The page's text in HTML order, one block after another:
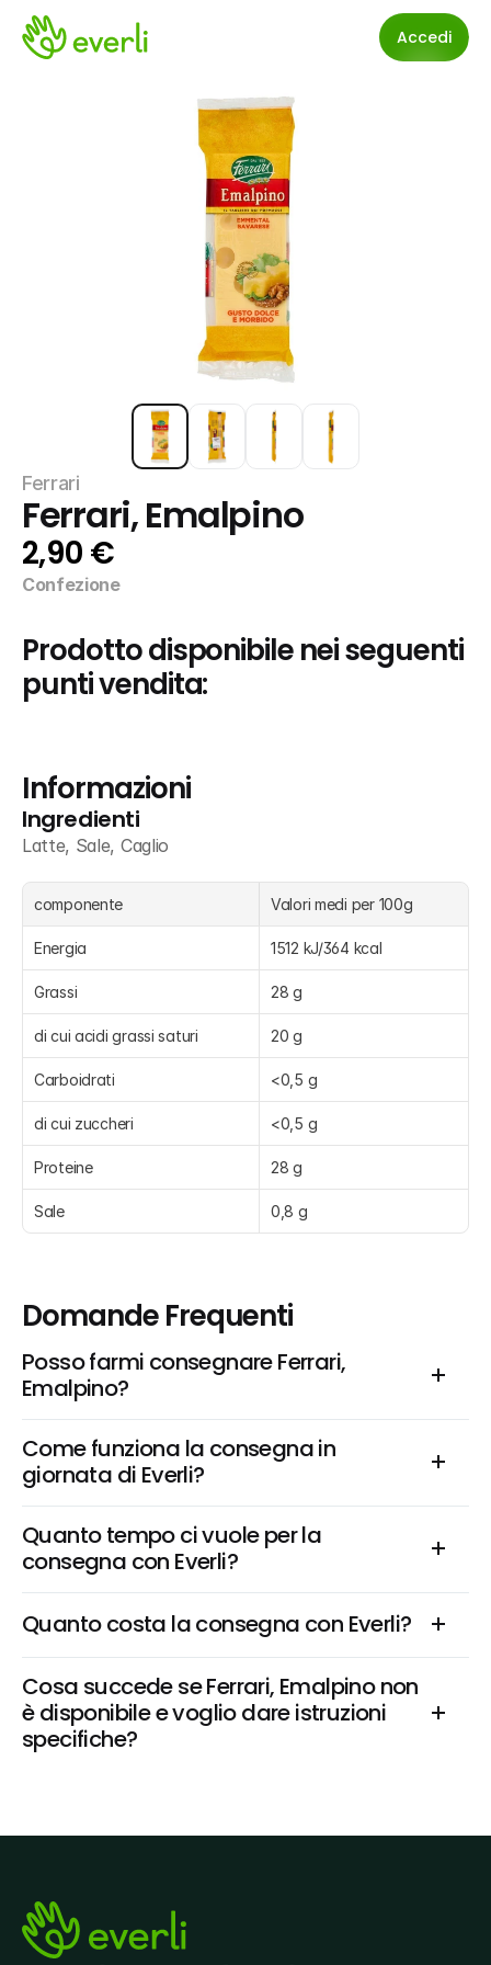
Accedi
Ferrari
Ferrari, Emalpino
2,90 €
Confezione
Prodotto disponibile nei seguenti
punti vendita:
Informazioni
Ingredienti
Latte, Sale, Caglio
componente Valori medi per 100g
Energia 1512 kJ/364 kcal
Grassi 28 g
di cui acidi grassi saturi 20 g
Carboidrati <0,5 g
di cui zuccheri <0,5 g
Proteine 28 g
Sale 0,8 g
Domande Frequenti
Posso farmi consegnare Ferrari,
Emalpino?
Come funziona la consegna in
giornata di Everli?
Quanto tempo ci vuole per la
consegna con Everli?
Quanto costa la consegna con Everli?
Cosa succede se Ferrari, Emalpino non
è disponibile e voglio dare istruzioni
specifiche?